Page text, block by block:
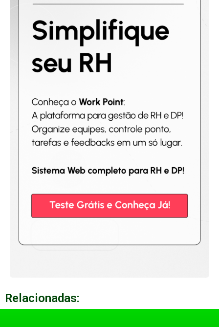
Relacionadas: